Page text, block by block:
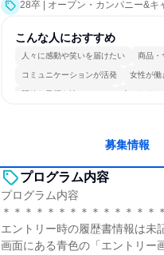
28卒 | オープン・カンパニー&キ
こんな人におすすめ
人々に感動や笑いを届けたい 商品・
コミュニケーションが活発 女性が働
明確な目標を追いかける 人とたくさ
募集情報
プログラム内容
プログラム内容
＊＊＊＊＊＊＊＊＊＊＊＊＊＊
エントリー時の履歴書情報は未
画面にある青色の「エントリー